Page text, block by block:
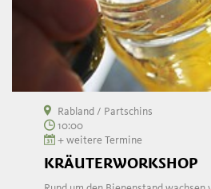
Rabland / Partschins
10:00
+ weitere Termine
KRÄUTERWORKSHOP